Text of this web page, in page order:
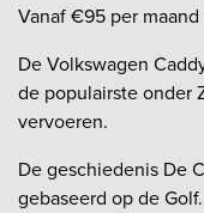
Vanaf €95 per
De Volkswagen
de populairste onder
vervoeren.
De geschiedenis De
gebaseerd op de